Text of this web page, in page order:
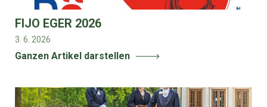
FIJO EGER 2026
3. 6. 2026
Ganzen Artikel darstellen